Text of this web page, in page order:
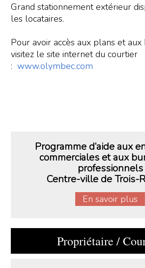
Grand stationnement extérieur
les locataires.
Pour avoir accès aux plans et
visitez le site internet du courtier
:www.olymbec.com
Programme d’aide aux
commerciales et aux
professionnels
Centre-ville de Trois-
En savoir plus
Propriétaire /